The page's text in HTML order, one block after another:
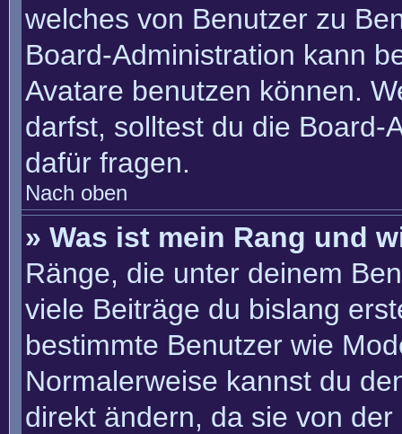
welches von Benutzer zu
Board-Administration kann
Avatare benutzen können.
darfst, solltest du die Board-
dafür fragen.
Nach oben
» Was ist mein Rang und
Ränge, die unter deinem
viele Beiträge du bislang
bestimmte Benutzer wie
Normalerweise kannst du
direkt ändern, da sie von